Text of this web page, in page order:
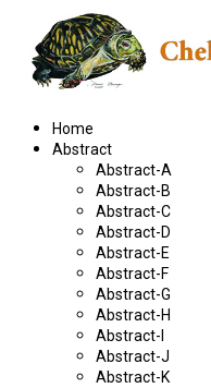
Home
Abstract
Abstract-A
Abstract-B
Abstract-C
Abstract-D
Abstract-E
Abstract-F
Abstract-G
Abstract-H
Abstract-I
Abstract-J
Abstract-K